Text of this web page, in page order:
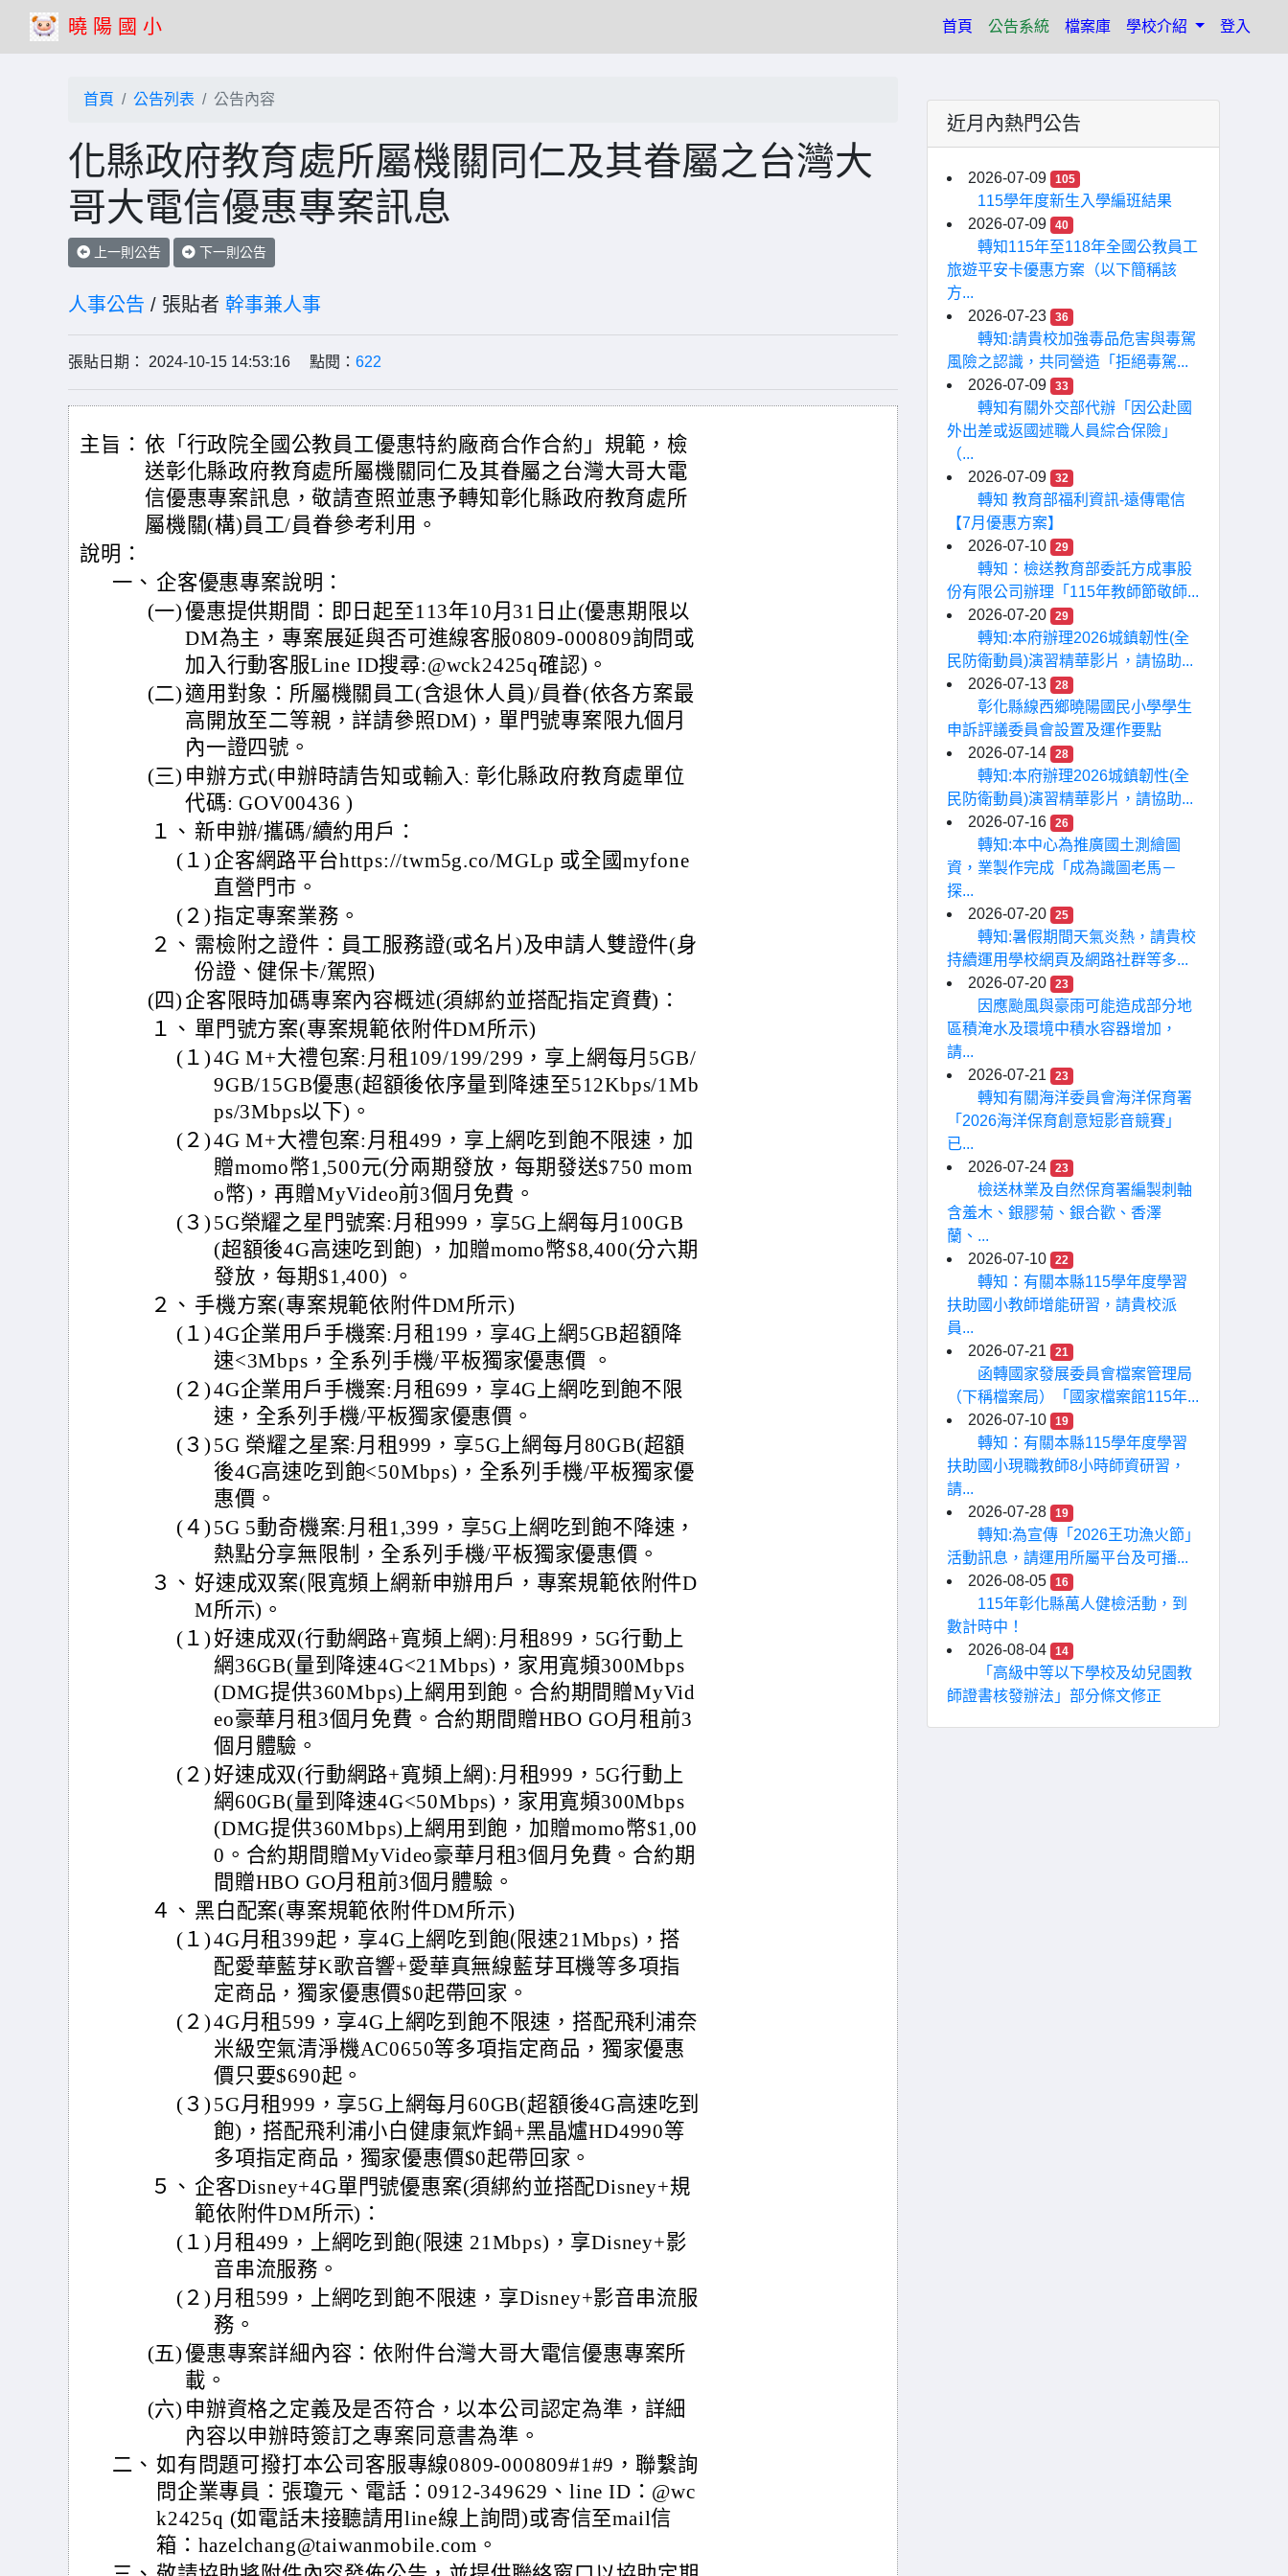
曉 陽 國 小 首頁 (current)
公告系統 檔案庫 學校介紹 登入
首頁 公告列表 公告內容
化縣政府教育處所屬機關同仁及其眷屬之台灣大
哥大電信優惠專案訊息
上一則公告 下一則公告
人事公告 / 張貼者 幹事兼人事
張貼日期： 2024-10-15 14:53:16 點閱： 622
主旨： 依「行政院全國公教員工優惠特約廠商合作合約」規範，檢
送彰化縣政府教育處所屬機關同仁及其眷屬之台灣大哥大電
信優惠專案訊息，敬請查照並惠予轉知彰化縣政府教育處所
屬機關(構)員工/員眷參考利用。
說明：
一、 企客優惠專案說明：
(一)優惠提供期間：即日起至113年10月31日止(優惠期限以
DM為主，專案展延與否可進線客服0809-000809詢問或
加入行動客服Line ID搜尋:@wck2425q確認)。
(二) 適用對象：所屬機關員工(含退休人員)/員眷(依各方案最
高開放至二等親，詳請參照DM)，單門號專案限九個月
內一證四號。
(三) 申辦方式(申辦時請告知或輸入: 彰化縣政府教育處單位
代碼: GOV00436 )
１、 新申辦/攜碼/續約用戶：
(１) 企客網路平台https://twm5g.co/MGLp 或全國myfone
直營門市。
(２)指定專案業務。
２、 需檢附之證件：員工服務證(或名片)及申請人雙證件(身
份證、健保卡/駕照)
(四) 企客限時加碼專案內容概述(須綁約並搭配指定資費)：
１、 單門號方案(專案規範依附件DM所示)
(１)4G M+大禮包案:月租109/199/299，享上網每月5GB/
9GB/15GB優惠(超額後依序量到降速至512Kbps/1Mb
ps/3Mbps以下)。
(２)4G M+大禮包案:月租499，享上網吃到飽不限速，加
贈momo幣1,500元(分兩期發放，每期發送$750 mom
o幣)，再贈MyVideo前3個月免費。
(３) 5G榮耀之星門號案:月租999，享5G上網每月100GB
(超額後4G高速吃到飽) ，加贈momo幣$8,400(分六期
發放，每期$1,400) 。
２、 手機方案(專案規範依附件DM所示)
(１)4G企業用戶手機案:月租199，享4G上網5GB超額降
速<3Mbps，全系列手機/平板獨家優惠價 。
(２)4G企業用戶手機案:月租699，享4G上網吃到飽不限
速，全系列手機/平板獨家優惠價。
(３) 5G 榮耀之星案:月租999，享5G上網每月80GB(超額
後4G高速吃到飽<50Mbps)，全系列手機/平板獨家優
惠價。
(４) 5G 5動奇機案:月租1,399，享5G上網吃到飽不降速，
熱點分享無限制，全系列手機/平板獨家優惠價。
３、 好速成双案(限寬頻上網新申辦用戶，專案規範依附件D
M所示)。
(１)好速成双(行動網路+寬頻上網):月租899，5G行動上
網36GB(量到降速4G<21Mbps)，家用寬頻300Mbps
(DMG提供360Mbps)上網用到飽。合約期間贈MyVid
eo豪華月租3個月免費。合約期間贈HBO GO月租前3
個月體驗。
(２)好速成双(行動網路+寬頻上網):月租999，5G行動上
網60GB(量到降速4G<50Mbps)，家用寬頻300Mbps
(DMG提供360Mbps)上網用到飽，加贈momo幣$1,00
0。合約期間贈MyVideo豪華月租3個月免費。合約期
間贈HBO GO月租前3個月體驗。
４、 黑白配案(專案規範依附件DM所示)
(１)4G月租399起，享4G上網吃到飽(限速21Mbps)，搭
配愛華藍芽K歌音響+愛華真無線藍芽耳機等多項指
定商品，獨家優惠價$0起帶回家。
(２)4G月租599，享4G上網吃到飽不限速，搭配飛利浦奈
米級空氣清淨機AC0650等多項指定商品，獨家優惠
價只要$690起。
(３) 5G月租999，享5G上網每月60GB(超額後4G高速吃到
飽)，搭配飛利浦小白健康氣炸鍋+黑晶爐HD4990等
多項指定商品，獨家優惠價$0起帶回家。
５、 企客Disney+4G單門號優惠案(須綁約並搭配Disney+規
範依附件DM所示)：
(１) 月租499，上網吃到飽(限速 21Mbps)，享Disney+影
音串流服務。
(２) 月租599，上網吃到飽不限速，享Disney+影音串流服
務。
(五)優惠專案詳細內容：依附件台灣大哥大電信優惠專案所
載。
(六) 申辦資格之定義及是否符合，以本公司認定為準，詳細
內容以申辦時簽訂之專案同意書為準。
二、 如有問題可撥打本公司客服專線0809-000809#1#9，聯繫詢
問企業專員：張瓊元、電話：0912-349629、line ID：@wc
k2425q (如電話未接聽請用line線上詢問)或寄信至mail信
箱：hazelchang@taiwanmobile.com。
近月內熱門公告
2026-07-09 105
115學年度新生入學編班結果
2026-07-09
40
轉知115年至118年全國公教員工
旅遊平安卡優惠方案（以下簡稱該
方...
2026-07-23
36
轉知:請貴校加強毒品危害與毒駕
風險之認識，共同營造「拒絕毒駕...
2026-07-09
33
轉知有關外交部代辦「因公赴國
外出差或返國述職人員綜合保險」
（...
2026-07-09
32
轉知 教育部福利資訊-遠傳電信
【7月優惠方案】
2026-07-10
29
轉知：檢送教育部委託方成事股
份有限公司辦理「115年教師節敬師...
2026-07-20
29
轉知:本府辦理2026城鎮韌性(全
民防衛動員)演習精華影片，請協助...
2026-07-13
28
彰化縣線西鄉曉陽國民小學學生
申訴評議委員會設置及運作要點
2026-07-14
28
轉知:本府辦理2026城鎮韌性(全
民防衛動員)演習精華影片，請協助...
2026-07-16
26
轉知:本中心為推廣國土測繪圖
資，業製作完成「成為識圖老馬－
探...
2026-07-20
25
轉知:暑假期間天氣炎熱，請貴校
持續運用學校網頁及網路社群等多...
2026-07-20
23
因應颱風與豪雨可能造成部分地
區積淹水及環境中積水容器增加，
請...
2026-07-21
23
轉知有關海洋委員會海洋保育署
「2026海洋保育創意短影音競賽」
已...
2026-07-24
23
檢送林業及自然保育署編製刺軸
含羞木、銀膠菊、銀合歡、香澤
蘭、...
2026-07-10
22
轉知：有關本縣115學年度學習
扶助國小教師增能研習，請貴校派
員...
2026-07-21
21
函轉國家發展委員會檔案管理局
（下稱檔案局）「國家檔案館115年...
2026-07-10
19
轉知：有關本縣115學年度學習
扶助國小現職教師8小時師資研習，
請...
2026-07-28
19
轉知:為宣傳「2026王功漁火節」
活動訊息，請運用所屬平台及可播...
2026-08-05
16
115年彰化縣萬人健檢活動，到
數計時中！
2026-08-04
14
「高級中等以下學校及幼兒園教
師證書核發辦法」部分條文修正